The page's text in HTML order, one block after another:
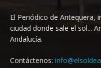
El Periódico de Antequera,
ciudad donde sale el sol...
Andalucía.
Contáctenos: